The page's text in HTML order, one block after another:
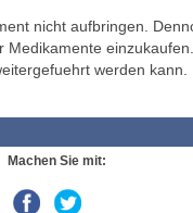
nicht aufbringen.
Medikamente
werden kann.
Machen Sie mit: